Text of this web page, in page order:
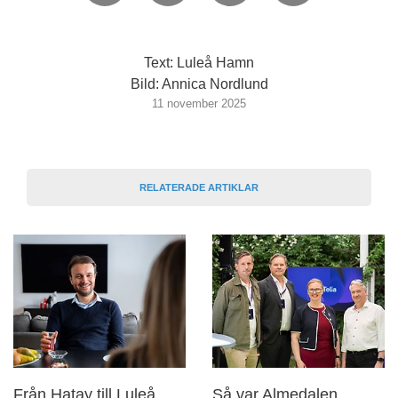
Text: Luleå Hamn
Bild: Annica Nordlund
11 november 2025
RELATERADE ARTIKLAR
Från Hatay till Luleå Så var Almedalen